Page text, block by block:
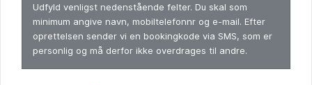
Udfyld venligst nedenstående felter. Du skal som
minimum angive navn, mobiltelefonnr og e-mail. Efter
oprettelsen sender vi en bookingkode via SMS, som er
personlig og må derfor ikke overdrages til andre.